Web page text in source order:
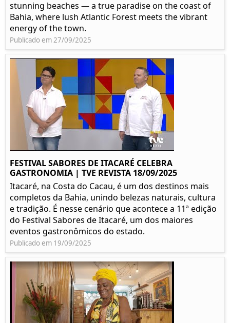
stunning beaches — a true paradise on the coast of
Bahia, where lush Atlantic Forest meets the vibrant
energy of the town.
Publicado em 27/09/2025
FESTIVAL SABORES DE ITACARÉ CELEBRA
GASTRONOMIA | TVE REVISTA 18/09/2025
Itacaré, na Costa do Cacau, é um dos destinos mais
completos da Bahia, unindo belezas naturais, cultura
e tradição. É nesse cenário que acontece a 11ª edição
do Festival Sabores de Itacaré, um dos maiores
eventos gastronômicos do estado.
Publicado em 19/09/2025